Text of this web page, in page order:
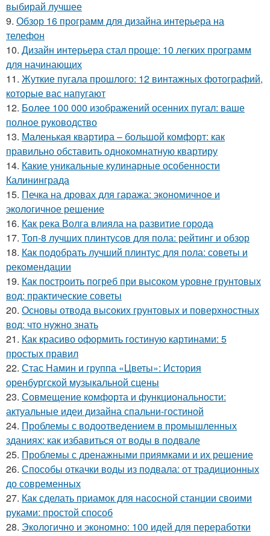
выбирай лучшее
9. Обзор 16 программ для дизайна интерьера на
телефон
10. Дизайн интерьера стал проще: 10 легких программ
для начинающих
11. Жуткие пугала прошлого: 12 винтажных фотографий,
которые вас напугают
12. Более 100 000 изображений осенних пугал: ваше
полное руководство
13. Маленькая квартира – большой комфорт: как
правильно обставить однокомнатную квартиру
14. Какие уникальные кулинарные особенности
Калининграда
15. Печка на дровах для гаража: экономичное и
экологичное решение
16. Как река Волга влияла на развитие города
17. Топ-8 лучших плинтусов для пола: рейтинг и обзор
18. Как подобрать лучший плинтус для пола: советы и
рекомендации
19. Как построить погреб при высоком уровне грунтовых
вод: практические советы
20. Основы отвода высоких грунтовых и поверхностных
вод: что нужно знать
21. Как красиво оформить гостиную картинами: 5
простых правил
22. Стас Намин и группа «Цветы»: История
оренбургской музыкальной сцены
23. Совмещение комфорта и функциональности:
актуальные идеи дизайна спальни-гостиной
24. Проблемы с водоотведением в промышленных
зданиях: как избавиться от воды в подвале
25. Проблемы с дренажными приямками и их решение
26. Способы откачки воды из подвала: от традиционных
до современных
27. Как сделать приамок для насосной станции своими
руками: простой способ
28. Экологично и экономно: 100 идей для переработки